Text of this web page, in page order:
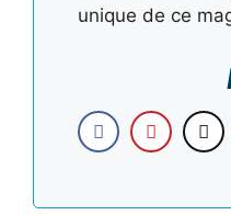
unique de ce